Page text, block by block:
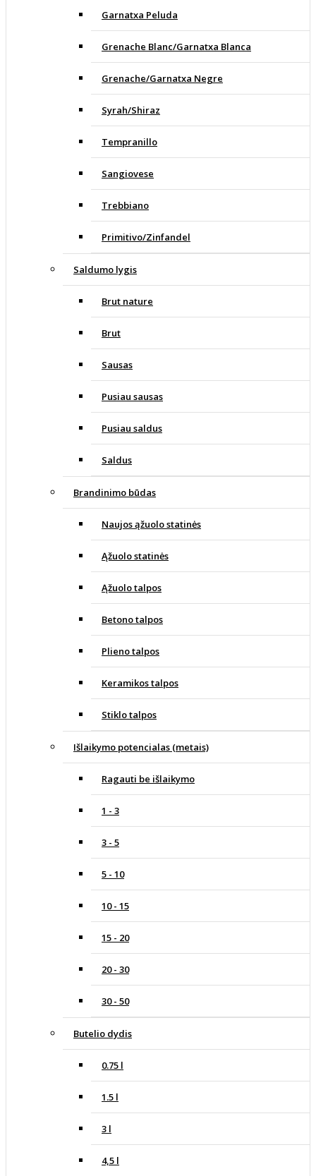
Garnatxa Peluda
Grenache Blanc/Garnatxa Blanca
Grenache/Garnatxa Negre
Syrah/Shiraz
Tempranillo
Sangiovese
Trebbiano
Primitivo/Zinfandel
Saldumo lygis
Brut nature
Brut
Sausas
Pusiau sausas
Pusiau saldus
Saldus
Brandinimo būdas
Naujos ąžuolo statinės
Ąžuolo statinės
Ąžuolo talpos
Betono talpos
Plieno talpos
Keramikos talpos
Stiklo talpos
Išlaikymo potencialas (metais)
Ragauti be išlaikymo
1 - 3
3 - 5
5 - 10
10 - 15
15 - 20
20 - 30
30 - 50
Butelio dydis
0.75 l
1.5 l
3 l
4,5 l